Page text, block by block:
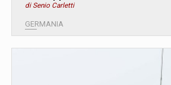
di Senio Carletti
GERMANIA